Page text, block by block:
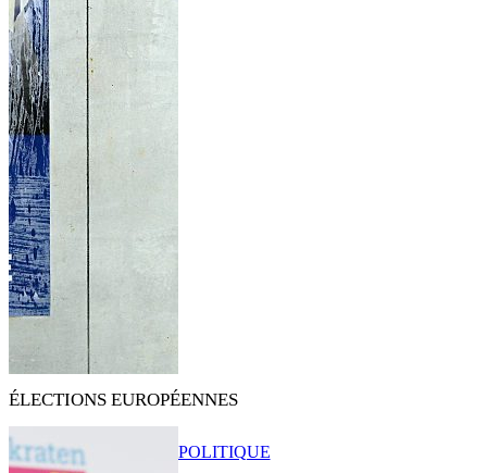
ÉLECTIONS EUROPÉENNES
POLITIQUE